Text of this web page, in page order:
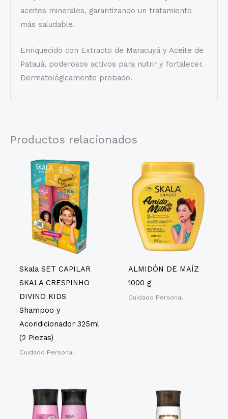
aceites minerales, garantizando un tratamiento
más saludable.
Enriquecido con Extracto de Maracuyá y Aceite de
Patauá, poderosos activos para nutrir y fortalecer.
Dermatológicamente probado.
Productos relacionados
Skala SET CAPILAR
SKALA CRESPINHO
DIVINO KIDS
Shampoo y
Acondicionador 325ml
(2 Piezas)
Cuidado Personal
ALMIDÓN DE MAÍZ
1000 g
Cuidado Personal